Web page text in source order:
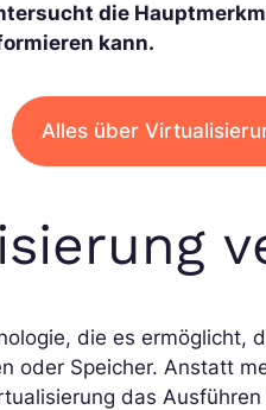
die
kann.
Alles über
die es ermöglicht,
oder Speicher. Anstatt
das